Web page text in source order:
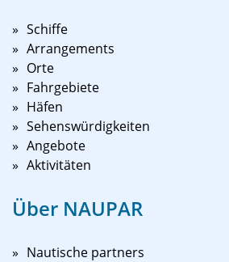
Schiffe
Arrangements
Orte
Fahrgebiete
Häfen
Sehenswürdigkeiten
Angebote
Aktivitäten
Über NAUPAR
Nautische partners